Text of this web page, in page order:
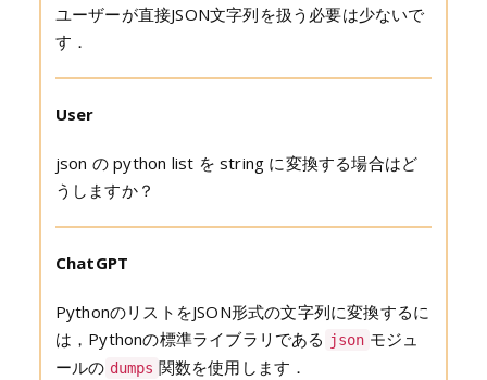
ユーザーが直接JSON文字列を扱う必要は少ないで
す．
User
json の python list を string に変換する場合はど
うしますか？
ChatGPT
PythonのリストをJSON形式の文字列に変換するに
は，Pythonの標準ライブラリである json モジュ
ールの dumps 関数を使用します．